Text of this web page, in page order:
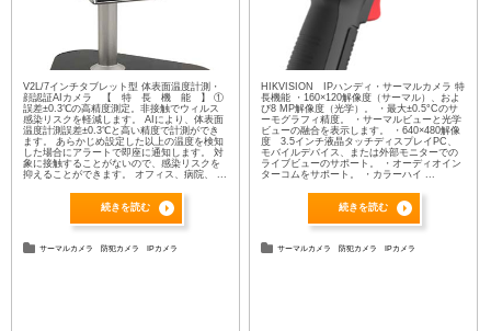
V2L/7インチタブレット型 体表面温度計測・
顔認証AIカメラ 【 特 長 機 能 】 ①
誤差±0.3℃の高精度測定。非接触でウィルス
感染リスクを軽減します。 AIにより、体表面
温度計測誤差±0.3℃と高い精度で計測ができ
ます。 あらかじめ設定した以上の温度を検知
した場合にアラートで即座に通知します。 対
象に接触することがないので、感染リスクを
抑えることができます。 オフィス、病院、 ...
続きを読む
サーマルカメラ 防犯カメラ IPカメラ
HIKVISION IPハンディ・サーマルカメラ 特
長機能 ・160×120解像度（サーマル）、およ
び8 MP解像度（光学）。 ・最大±0.5°Cのサ
ーモグラフィ精度。 ・サーマルビューと光学
ビューの融合を表示します。 ・640×480解像
度 3.5インチ液晶タッチディスプレイPC、
モバイルデバイス、または外部モニターでの
ライブビューのサポート。 ・オーディオイン
ターコムをサポート。 ・カラーハイ ...
続きを読む
サーマルカメラ 防犯カメラ IPカメラ